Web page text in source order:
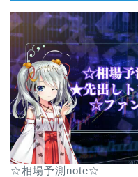
☆相場予測note☆